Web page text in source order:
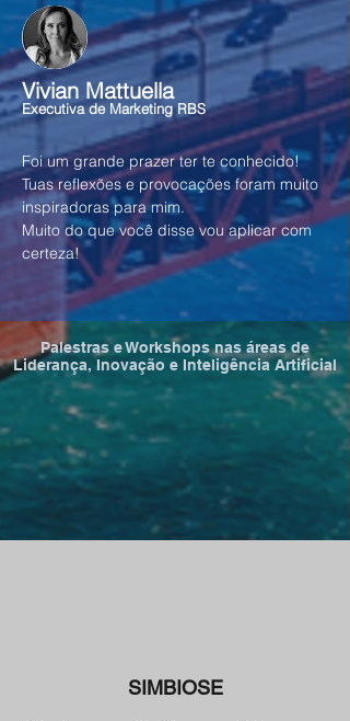
Vivian Mattuella
Executiva de Marketing RBS
Foi um grande prazer ter te conhecido!
Tuas reflexões e provocações foram muito
inspiradoras para mim.
Muito do que você disse vou aplicar com
certeza!
Palestras e Workshops nas áreas de
Liderança, Inovação e Inteligência Artificial
SIMBIOSE